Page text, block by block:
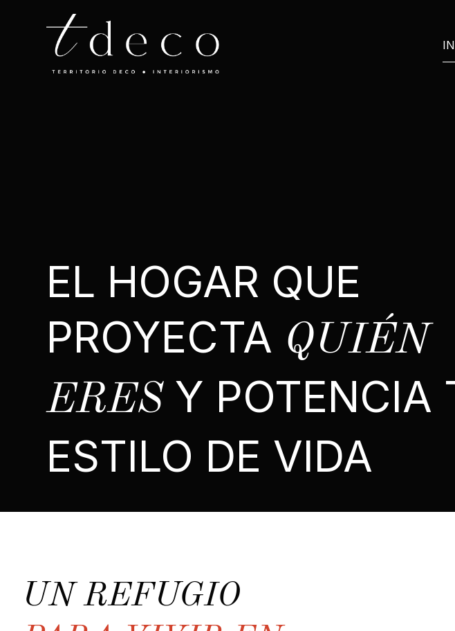
EL HOGAR QUE
PROYECTA QUIÉN
ERES Y POTENCIA
ESTILO DE VIDA
UN REFUGIO